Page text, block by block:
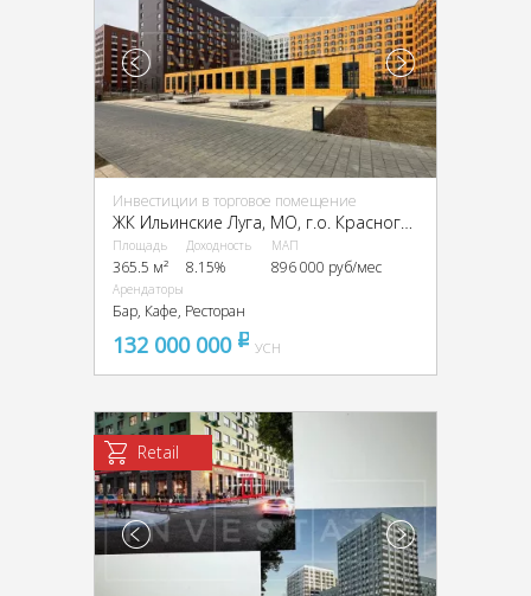
Инвестиции в торговое помещение
ЖК Ильинские Луга, МО, г.о. Красногорск., пос. Ильинское-Усово, Заповедная ул., 13
Площадь
365.5 м²
Доходность
8.15%
МАП
896 000 руб/мес
Арендаторы
Бар, Кафе, Ресторан
132 000 000 pуб
УСН
Retail